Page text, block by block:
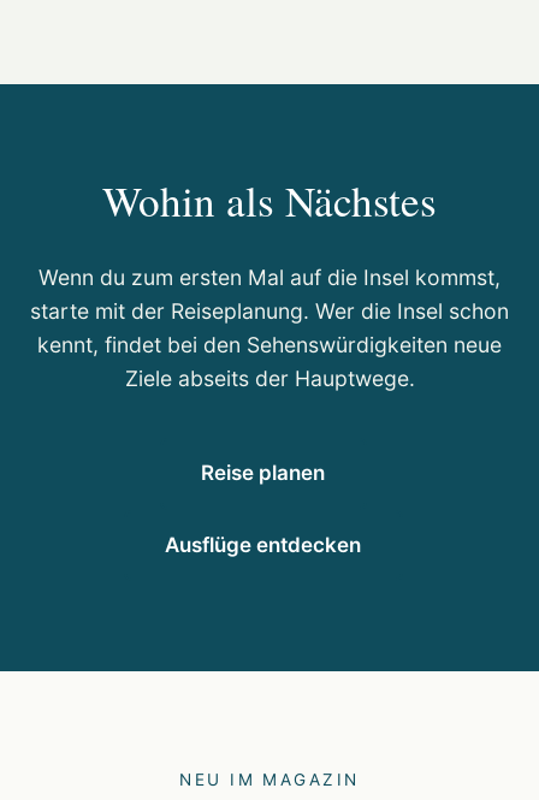
Wohin als Nächstes
Wenn du zum ersten Mal auf die Insel kommst,
starte mit der Reiseplanung. Wer die Insel schon
kennt, findet bei den Sehenswürdigkeiten neue
Ziele abseits der Hauptwege.
Reise planen
Ausflüge entdecken
NEU IM MAGAZIN